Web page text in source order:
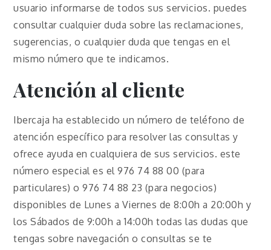
usuario informarse de todos sus servicios. puedes
consultar cualquier duda sobre las reclamaciones,
sugerencias, o cualquier duda que tengas en el
mismo número que te indicamos.
Atención al cliente
Ibercaja ha establecido un número de teléfono de
atención específico para resolver las consultas y
ofrece ayuda en cualquiera de sus servicios. este
número especial es el 976 74 88 00 (para
particulares) o 976 74 88 23 (para negocios)
disponibles de Lunes a Viernes de 8:00h a 20:00h y
los Sábados de 9:00h a 14:00h todas las dudas que
tengas sobre navegación o consultas se te